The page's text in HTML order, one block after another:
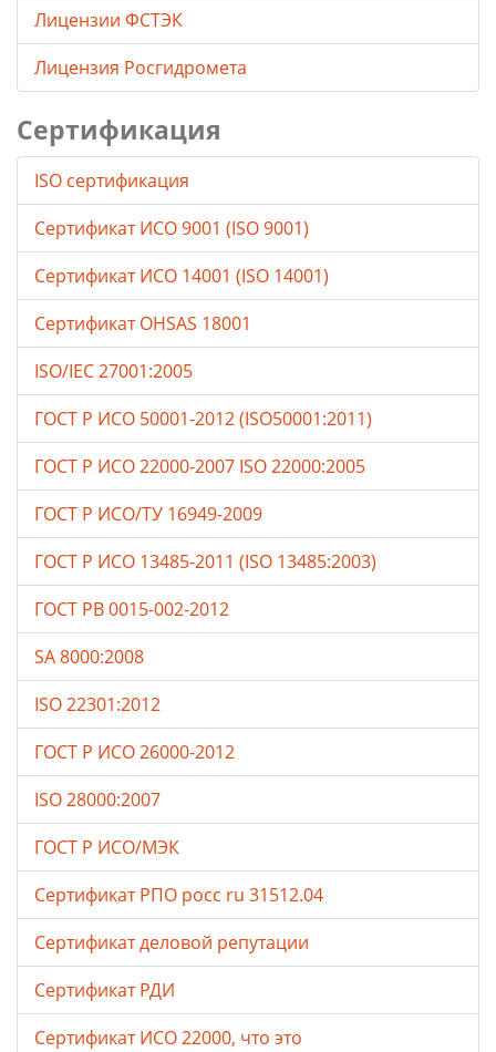
Лицензии ФСТЭК
Лицензия Росгидромета
Сертификация
ISO сертификация
Сертификат ИСО 9001 (ISO 9001)
Сертификат ИСО 14001 (ISO 14001)
Сертификат OHSAS 18001
ISO/IEC 27001:2005
ГОСТ Р ИСО 50001-2012 (ISO50001:2011)
ГОСТ Р ИСО 22000-2007 ISO 22000:2005
ГОСТ Р ИСО/ТУ 16949-2009
ГОСТ Р ИСО 13485-2011 (ISO 13485:2003)
ГОСТ РВ 0015-002-2012
SA 8000:2008
ISO 22301:2012
ГОСТ Р ИСО 26000-2012
ISO 28000:2007
ГОСТ Р ИСО/МЭК
Сертификат РПО росс ru 31512.04
Сертификат деловой репутации
Сертификат РДИ
Сертификат ИСО 22000, что это